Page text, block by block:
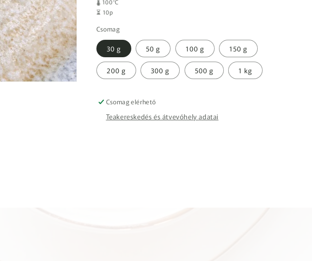
🌡️ 100°C
⏳ 10p
Csomag
30 g 50 g 100 g 150 g
200 g 300 g 500 g 1 kg
Csomag elérhető
Teakereskedés és átvevőhely adatai